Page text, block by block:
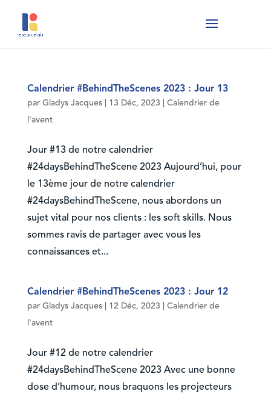
Calendrier #BehindTheScenes 2023 : Jour 13
par Gladys Jacques| 13 Déc, 2023
Calendrier de
l'avent
Jour #13 de notre calendrier
#24daysBehindTheScene 2023 Aujourd’hui, pour
le 13ème jour de notre calendrier
#24daysBehindTheScene, nous abordons un
sujet vital pour nos clients : les soft skills. Nous
sommes ravis de partager avec vous les
connaissances et...
Calendrier #BehindTheScenes 2023 : Jour 12
par Gladys Jacques| 12 Déc, 2023
Calendrier de
l'avent
Jour #12 de notre calendrier
#24daysBehindTheScene 2023 Avec une bonne
dose d’humour, nous braquons les projecteurs